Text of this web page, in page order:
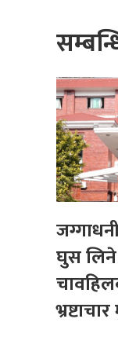
घुस लिने
भ्रष्टाचार